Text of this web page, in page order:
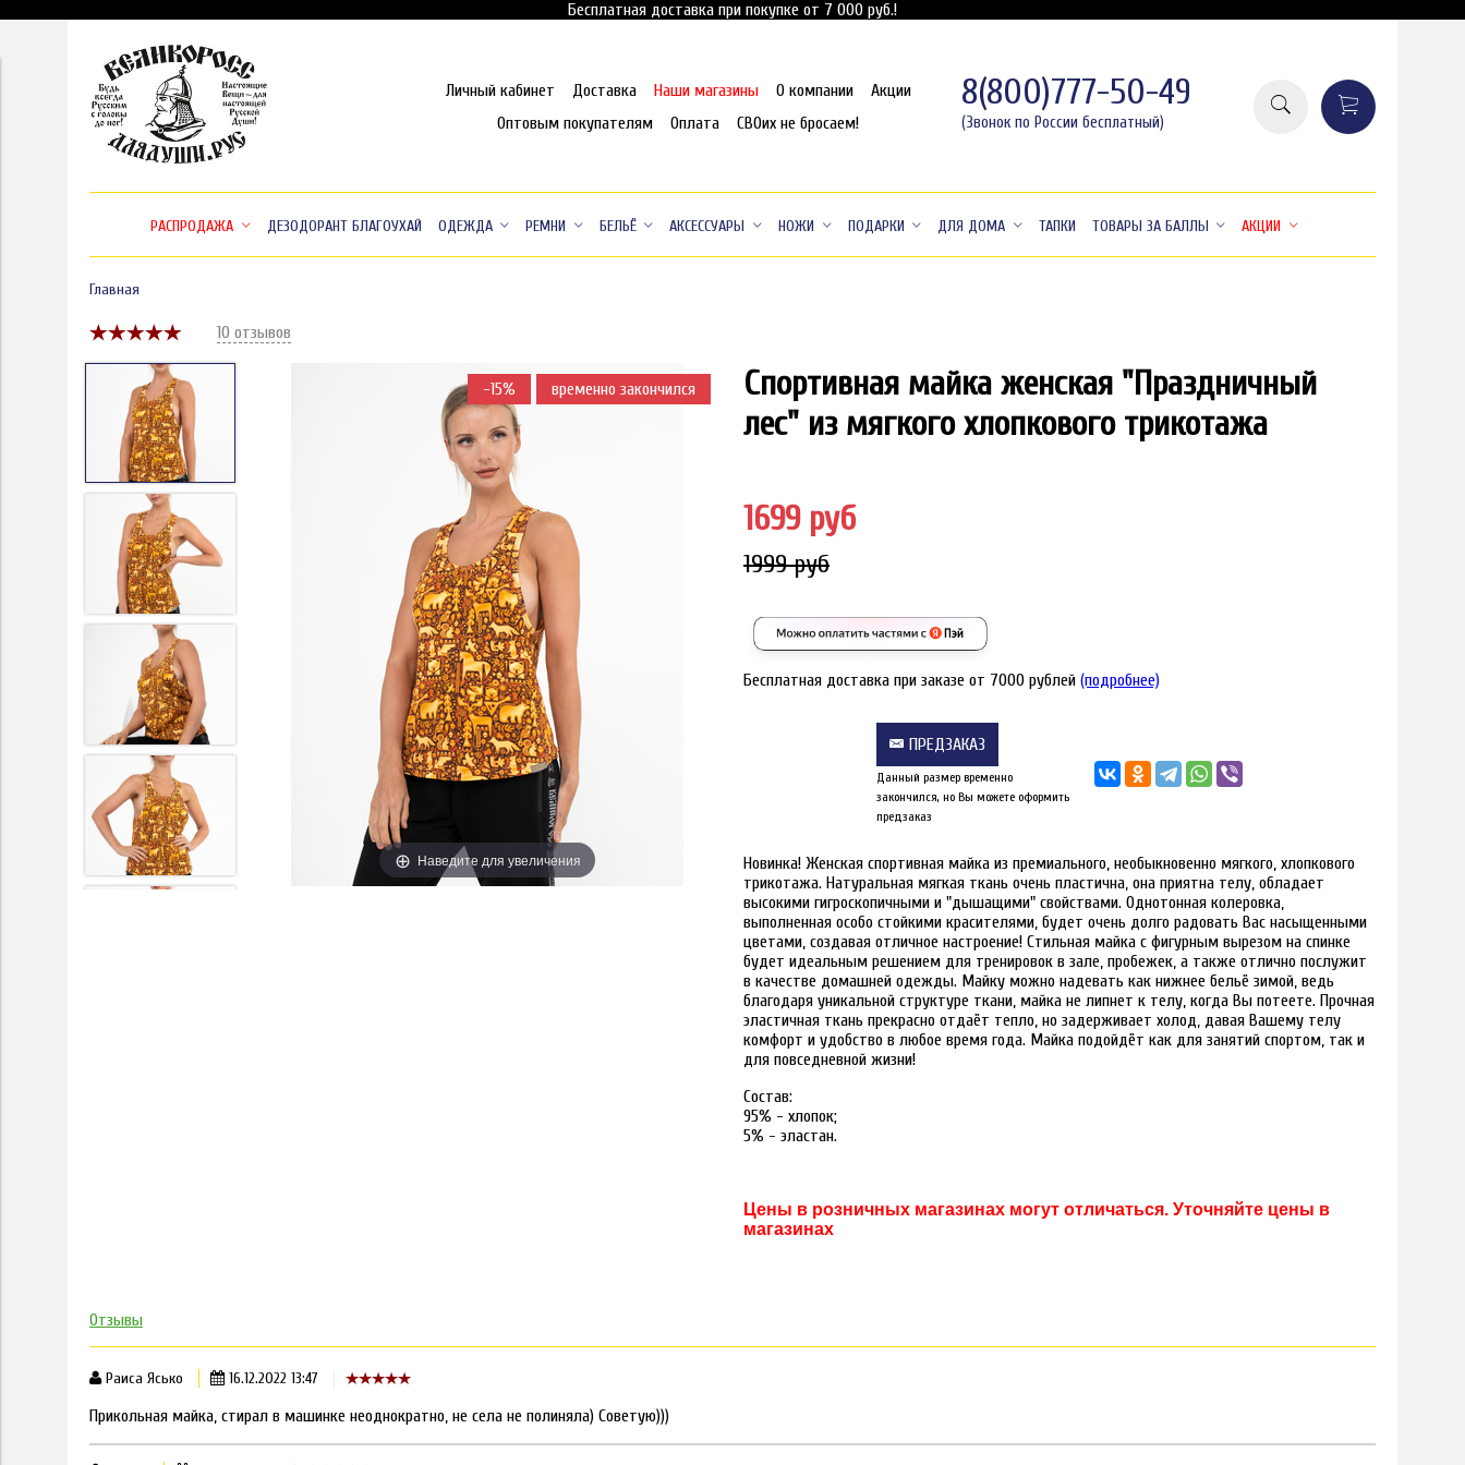
Бесплатная доставка при покупке от 7 000 руб.!
Личный кабинет Доставка Наши магазины О компании
Акции
Оптовым покупателям
Оплата СВОих не бросаем!
8(800)777-50-49
(Звонок по России бесплатный)
РАСПРОДАЖА ДЕЗОДОРАНТ БЛАГОУХАЙ ОДЕЖДА РЕМНИ БЕЛЬЁ АКСЕССУАРЫ НОЖИ ПОДАРКИ ДЛЯ ДОМА ТАПКИ ТОВАРЫ ЗА БАЛЛЫ АКЦИИ
Главная
10 отзывов
-15% временно закончился
Наведите для увеличения
-15% временно закончился
Наведите для увеличения
Спортивная майка женская "Праздничный
лес" из мягкого хлопкового трикотажа
1699 руб
1999 руб
Бесплатная доставка при заказе от 7000 рублей (подробнее)
ПРЕДЗАКАЗ
Данный размер временно
закончился, но Вы можете оформить
предзаказ
Новинка! Женская спортивная майка из премиального, необыкновенно мягкого, хлопкового
трикотажа. Натуральная мягкая ткань очень пластична, она приятна телу, обладает
высокими гигроскопичными и "дышащими" свойствами. Однотонная колеровка,
выполненная особо стойкими красителями, будет очень долго радовать Вас насыщенными
цветами, создавая отличное настроение! Стильная майка с фигурным вырезом на спинке
будет идеальным решением для тренировок в зале, пробежек, а также отлично послужит
в качестве домашней одежды. Майку можно надевать как нижнее бельё зимой, ведь
благодаря уникальной структуре ткани, майка не липнет к телу, когда Вы потеете. Прочная
эластичная ткань прекрасно отдаёт тепло, но задерживает холод, давая Вашему телу
комфорт и удобство в любое время года. Майка подойдёт как для занятий спортом, так и
для повседневной жизни!
Состав:
95% - хлопок;
5% - эластан.
Цены в розничных магазинах могут отличаться. Уточняйте цены в
магазинах
Отзывы
Раиса Ясько 16.12.2022 13:47
Прикольная майка, стирал в машинке неоднократно, не села не полиняла) Советую)))